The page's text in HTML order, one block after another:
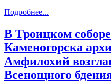
Подробнее...
В Троицком
Каменогорска
Амфилохий
Всенощного